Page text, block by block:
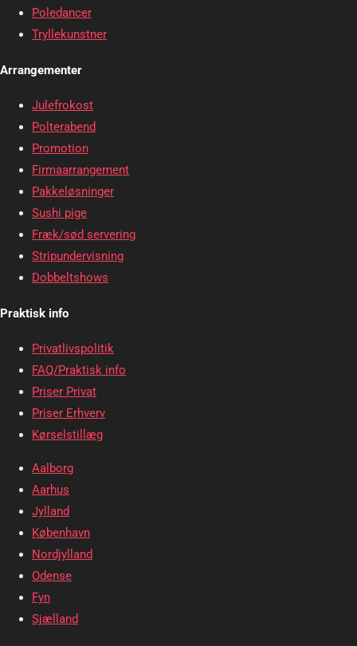
Poledancer
Tryllekunstner
Arrangementer
Julefrokost
Polterabend
Promotion
Firmaarrangement
Pakkeløsninger
Sushi pige
Fræk/sød servering
Stripundervisning
Dobbeltshows
Praktisk info
Privatlivspolitik
FAQ/Praktisk info
Priser Privat
Priser Erhverv
Kørselstillæg
Aalborg
Aarhus
Jylland
København
Nordjylland
Odense
Fyn
Sjælland